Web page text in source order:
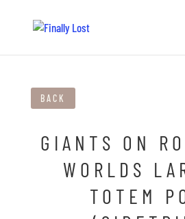
BACK
GIANTS ON
WORLDS
TOTEM